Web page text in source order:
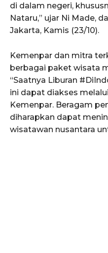
di dalam negeri,
Nataru,” ujar Ni Made,
Jakarta, Kamis (23/10).
Kemenpar dan mitra
berbagai paket wisata
“Saatnya Liburan
ini dapat diakses
Kemenpar. Beragam
diharapkan dapat
wisatawan nusantara